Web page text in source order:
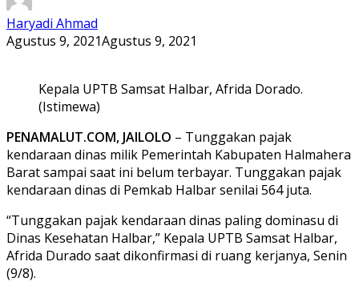
Haryadi Ahmad
Agustus 9, 2021Agustus 9, 2021
Kepala UPTB Samsat Halbar, Afrida Dorado.
(Istimewa)
PENAMALUT.COM, JAILOLO – Tunggakan pajak
kendaraan dinas milik Pemerintah Kabupaten Halmahera
Barat sampai saat ini belum terbayar. Tunggakan pajak
kendaraan dinas di Pemkab Halbar senilai 564 juta.
“Tunggakan pajak kendaraan dinas paling dominasu di
Dinas Kesehatan Halbar,” Kepala UPTB Samsat Halbar,
Afrida Durado saat dikonfirmasi di ruang kerjanya, Senin
(9/8).